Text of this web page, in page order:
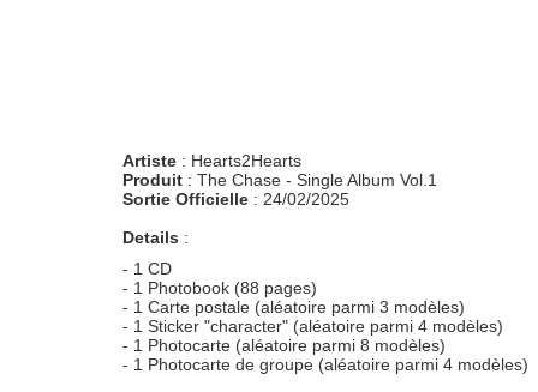
Artiste : Hearts2Hearts
Produit : The Chase - Single Album Vol.1
Sortie Officielle : 24/02/2025
Details :
- 1 CD
- 1 Photobook (88 pages)
- 1 Carte postale (aléatoire parmi 3 modèles)
- 1 Sticker "character" (aléatoire parmi 4 modèles)
- 1 Photocarte (aléatoire parmi 8 modèles)
- 1 Photocarte de groupe (aléatoire parmi 4 modèles)